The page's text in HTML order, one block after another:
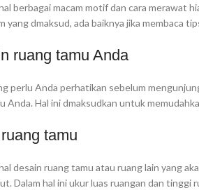
berbagai macam motif dan cara merawat
yang dmaksud, ada baiknya jika membaca
ruang tamu Anda
perlu Anda perhatikan sebelum
Anda. Hal ini dmaksudkan untuk
tamu
desain ruang tamu atau ruang lain yang
Dalam hal ini ukur luas ruangan dan tinggi